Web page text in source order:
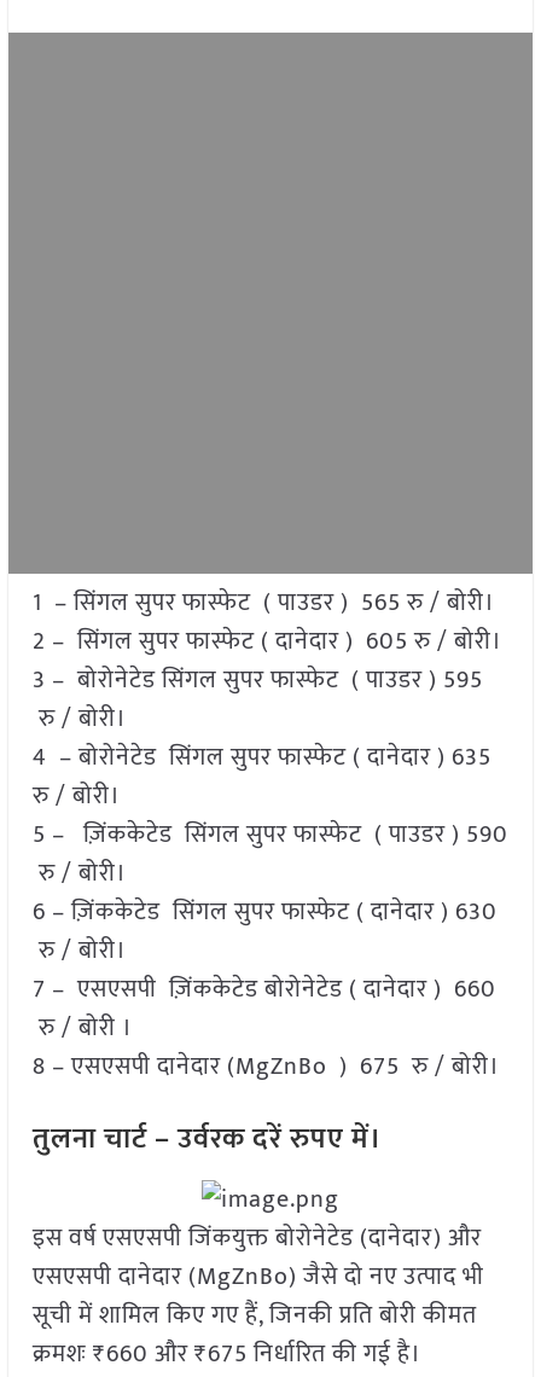
1 – सिंगल सुपर फास्फेट ( पाउडर ) 565 रु / बोरी।
2 – सिंगल सुपर फास्फेट ( दानेदार ) 605 रु / बोरी।
3 – बोरोनेटेड सिंगल सुपर फास्फेट ( पाउडर ) 595
रु / बोरी।
4 – बोरोनेटेड सिंगल सुपर फास्फेट ( दानेदार ) 635
रु / बोरी।
5 – ज़िंककेटेड सिंगल सुपर फास्फेट ( पाउडर ) 590
रु / बोरी।
6 – ज़िंककेटेड सिंगल सुपर फास्फेट ( दानेदार ) 630
रु / बोरी।
7 – एसएसपी ज़िंककेटेड बोरोनेटेड ( दानेदार ) 660
रु / बोरी ।
8 – एसएसपी दानेदार (MgZnBo ) 675 रु / बोरी।
तुलना चार्ट – उर्वरक दरें रुपए में।
इस वर्ष एसएसपी जिंकयुक्त बोरोनेटेड (दानेदार) और
एसएसपी दानेदार (MgZnBo) जैसे दो नए उत्पाद भी
सूची में शामिल किए गए हैं, जिनकी प्रति बोरी कीमत
क्रमशः ₹660 और ₹675 निर्धारित की गई है।